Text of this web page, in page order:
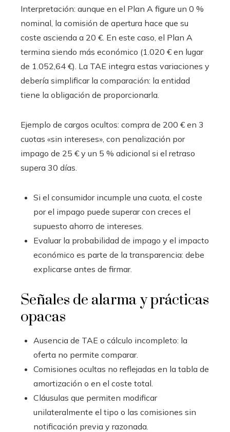
Interpretación: aunque en el Plan A figure un 0 %
nominal, la comisión de apertura hace que su
coste ascienda a 20 €. En este caso, el Plan A
termina siendo más económico (1.020 € en lugar
de 1.052,64 €). La TAE integra estas variaciones y
debería simplificar la comparación: la entidad
tiene la obligación de proporcionarla.
Ejemplo de cargos ocultos: compra de 200 € en 3
cuotas «sin intereses», con penalización por
impago de 25 € y un 5 % adicional si el retraso
supera 30 días.
Si el consumidor incumple una cuota, el coste
por el impago puede superar con creces el
supuesto ahorro de intereses.
Evaluar la probabilidad de impago y el impacto
económico es parte de la transparencia: debe
explicarse antes de firmar.
Señales de alarma y prácticas
opacas
Ausencia de TAE o cálculo incompleto: la
oferta no permite comparar.
Comisiones ocultas no reflejadas en la tabla de
amortización o en el coste total.
Cláusulas que permiten modificar
unilateralmente el tipo o las comisiones sin
notificación previa y razonada.